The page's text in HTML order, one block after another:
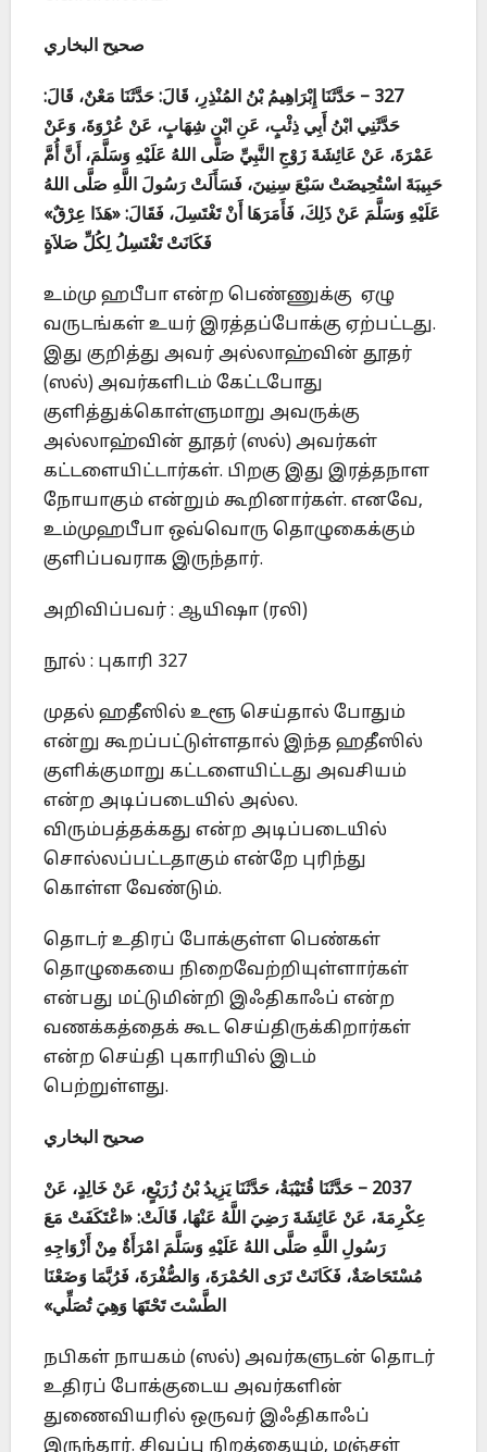
صحيح البخاري
327 – حَدَّثَنَا إِبْرَاهِيمُ بْنُ المُنْذِرِ، قَالَ: حَدَّثَنَا مَعْنٌ، قَالَ:
حَدَّثَنِي ابْنُ أَبِي ذِئْبٍ، عَنِ ابْنِ شِهَابٍ، عَنْ عُرْوَةَ، وَعَنْ
عَمْرَةَ، عَنْ عَائِشَةَ زَوْجِ النَّبِيِّ صَلَّى اللهُ عَلَيْهِ وَسَلَّمَ، أَنَّ أُمَّ
حَبِيبَةَ اسْتُحِيضَتْ سَبْعَ سِنِينَ، فَسَأَلَتْ رَسُولَ اللَّهِ صَلَّى اللهُ
عَلَيْهِ وَسَلَّمَ عَنْ ذَلِكَ، فَأَمَرَهَا أَنْ تَغْتَسِلَ، فَقَالَ: «هَذَا عِرْقٌ»
فَكَانَتْ تَغْتَسِلُ لِكُلِّ صَلاَةٍ
உம்மு ஹபீபா என்ற பெண்ணுக்கு ஏழு
வருடங்கள் உயர் இரத்தப்போக்கு ஏற்பட்டது.
இது குறித்து அவர் அல்லாஹ்வின் தூதர்
(ஸல்) அவர்களிடம் கேட்டபோது
குளித்துக்கொள்ளுமாறு அவருக்கு
அல்லாஹ்வின் தூதர் (ஸல்) அவர்கள்
கட்டளையிட்டார்கள். பிறகு இது இரத்தநாள
நோயாகும் என்றும் கூறினார்கள். எனவே,
உம்முஹபீபா ஒவ்வொரு தொழுகைக்கும்
குளிப்பவராக இருந்தார்.
அறிவிப்பவர் : ஆயிஷா (ரலி)
நூல் : புகாரி 327
முதல் ஹதீஸில் உளூ செய்தால் போதும்
என்று கூறப்பட்டுள்ளதால் இந்த ஹதீஸில்
குளிக்குமாறு கட்டளையிட்டது அவசியம்
என்ற அடிப்படையில் அல்ல.
விரும்பத்தக்கது என்ற அடிப்படையில்
சொல்லப்பட்டதாகும் என்றே புரிந்து
கொள்ள வேண்டும்.
தொடர் உதிரப் போக்குள்ள பெண்கள்
தொழுகையை நிறைவேற்றியுள்ளார்கள்
என்பது மட்டுமின்றி இஃதிகாஃப் என்ற
வணக்கத்தைக் கூட செய்திருக்கிறார்கள்
என்ற செய்தி புகாரியில் இடம்
பெற்றுள்ளது.
صحيح البخاري
2037 – حَدَّثَنَا قُتَيْبَةُ، حَدَّثَنَا يَزِيدُ بْنُ زُرَيْعٍ، عَنْ خَالِدٍ، عَنْ
عِكْرِمَةَ، عَنْ عَائِشَةَ رَضِيَ اللَّهُ عَنْهَا، قَالَتْ: «اعْتَكَفَتْ مَعَ
رَسُولِ اللَّهِ صَلَّى اللهُ عَلَيْهِ وَسَلَّمَ امْرَأَةٌ مِنْ أَزْوَاجِهِ
مُسْتَحَاضَةٌ، فَكَانَتْ تَرَى الحُمْرَةَ، وَالصُّفْرَةَ، فَرُبَّمَا وَضَعْنَا
الطَّسْتَ تَحْتَهَا وَهِيَ تُصَلِّي»
நபிகள் நாயகம் (ஸல்) அவர்களுடன் தொடர்
உதிரப் போக்குடைய அவர்களின்
துணைவியரில் ஒருவர் இஃதிகாஃப்
இருந்தார். சிவப்பு நிறத்தையும், மஞ்சள்